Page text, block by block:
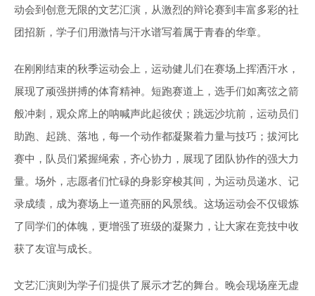
动会到创意无限的文艺汇演，从激烈的辩论赛到丰富多彩的社
团招新，学子们用激情与汗水谱写着属于青春的华章。
在刚刚结束的秋季运动会上，运动健儿们在赛场上挥洒汗水，
展现了顽强拼搏的体育精神。短跑赛道上，选手们如离弦之箭
般冲刺，观众席上的呐喊声此起彼伏；跳远沙坑前，运动员们
助跑、起跳、落地，每一个动作都凝聚着力量与技巧；拔河比
赛中，队员们紧握绳索，齐心协力，展现了团队协作的强大力
量。场外，志愿者们忙碌的身影穿梭其间，为运动员递水、记
录成绩，成为赛场上一道亮丽的风景线。这场运动会不仅锻炼
了同学们的体魄，更增强了班级的凝聚力，让大家在竞技中收
获了友谊与成长。
文艺汇演则为学子们提供了展示才艺的舞台。晚会现场座无虚